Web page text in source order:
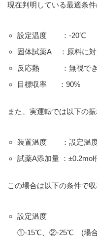
現在判明している最適条件
設定温度 ：-20℃
固体試薬A ：原料に対
反応熱 ：無視でき
目標収率 ：90%
また、実運転では以下の
装置温度 ：設定温
試薬A添加量 ：±0.2mol
この場合は以下の条件で
設定温度
①-15℃、②-25℃ (場